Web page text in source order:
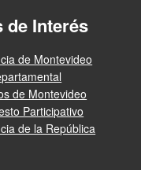
de Interés
de Montevideo
de Montevideo
Participativo
de la República